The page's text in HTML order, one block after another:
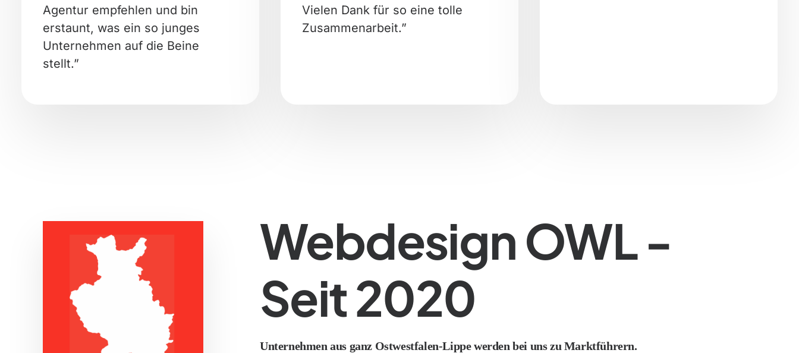
Agentur empfehlen und bin
erstaunt, was ein so junges
Unternehmen auf die Beine
stellt.”
Vielen Dank für so eine tolle
Zusammenarbeit.”
Webdesign OWL -
Seit 2020
Unternehmen aus ganz Ostwestfalen-Lippe werden bei uns zu Marktführern.